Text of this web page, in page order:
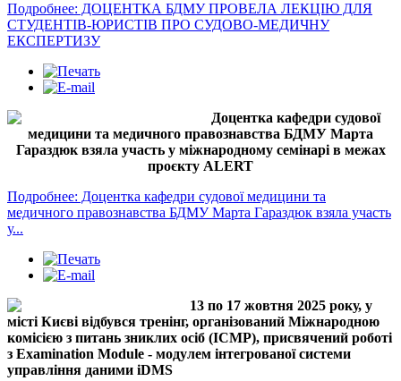
Подробнее: ДОЦЕНТКА БДМУ ПРОВЕЛА ЛЕКЦІЮ ДЛЯ
СТУДЕНТІВ-ЮРИСТІВ ПРО СУДОВО-МЕДИЧНУ
ЕКСПЕРТИЗУ
Доцентка кафедри судової
медицини та медичного правознавства БДМУ Марта
Гараздюк взяла участь у міжнародному семінарі в межах
проєкту ALERT
Подробнее: Доцентка кафедри судової медицини та
медичного правознавства БДМУ Марта Гараздюк взяла участь
у...
13 по 17 жовтня 2025 року, у
місті Києві відбувся тренінг, організований Міжнародною
комісією з питань зниклих осіб (ICMP), присвячений роботі
з Examination Module - модулем інтегрованої системи
управління даними iDMS